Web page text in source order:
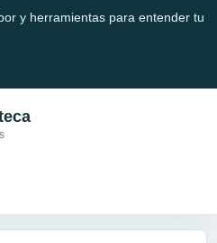
y herramientas para entender tu